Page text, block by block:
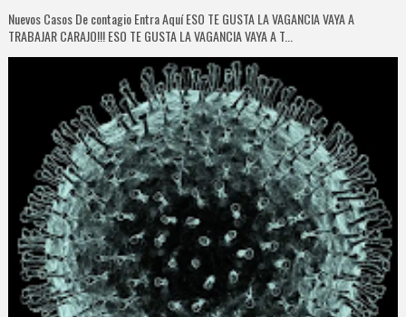
Nuevos Casos De contagio Entra Aquí ESO TE GUSTA LA VAGANCIA VAYA A
TRABAJAR CARAJO!!! ESO TE GUSTA LA VAGANCIA VAYA A T...